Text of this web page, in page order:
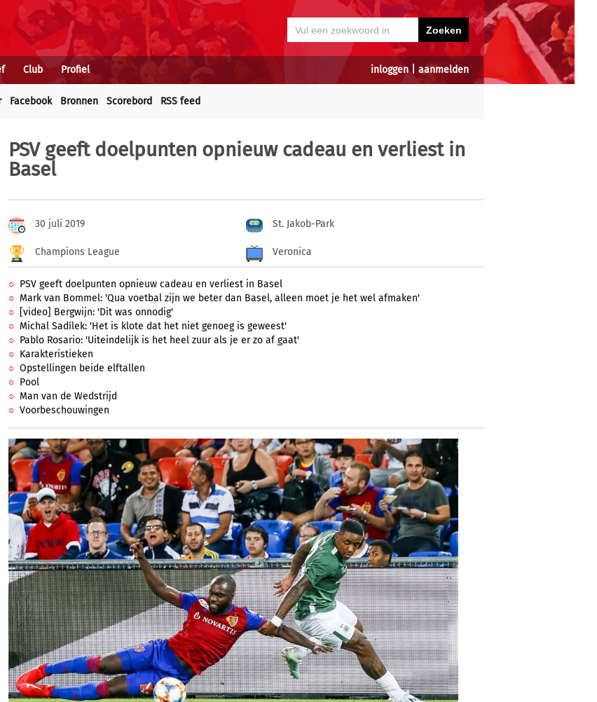
inloggen| aanmelden
Club Profiel
Facebook Bronnen Scorebord RSS feed
PSV geeft doelpunten opnieuw cadeau en verliest in
Basel
30 juli 2019 St. Jakob-Park
Champions League Veronica
PSV geeft doelpunten opnieuw cadeau en verliest in Basel
Mark van Bommel: 'Qua voetbal zijn we beter dan Basel, alleen moet je het wel afmaken'
[video] Bergwijn: 'Dit was onnodig'
Michal Sadílek: 'Het is klote dat het niet genoeg is geweest'
Pablo Rosario: 'Uiteindelijk is het heel zuur als je er zo af gaat'
Karakteristieken
Opstellingen beide elftallen
Pool
Man van de Wedstrijd
Voorbeschouwingen